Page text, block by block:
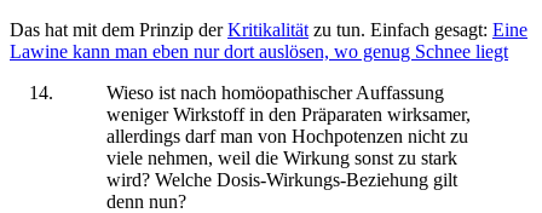
Das hat mit dem Prinzip derKritikalität zu tun. Einfach gesagt: Eine
Lawine kann man eben nur dort auslösen, wo genug Schnee liegt
Wieso ist nach homöopathischer Auffassung
weniger Wirkstoff in den Präparaten wirksamer,
allerdings darf man von Hochpotenzen nicht zu
viele nehmen, weil die Wirkung sonst zu stark
wird? Welche Dosis-Wirkungs-Beziehung gilt
denn nun?